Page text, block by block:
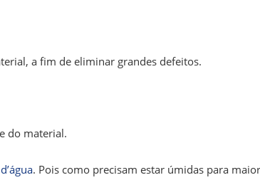
a fim de eliminar grandes defeitos.
do material.
. Pois como precisam estar úmidas para